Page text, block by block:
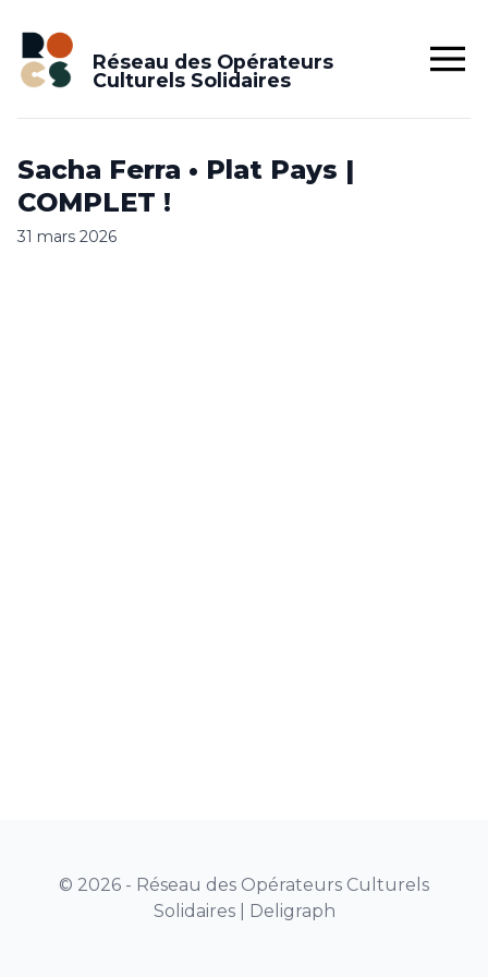
Réseau des Opérateurs
Culturels Solidaires
Sacha Ferra • Plat Pays |
COMPLET !
31 mars 2026
© 2026 - Réseau des Opérateurs Culturels
Solidaires | Deligraph